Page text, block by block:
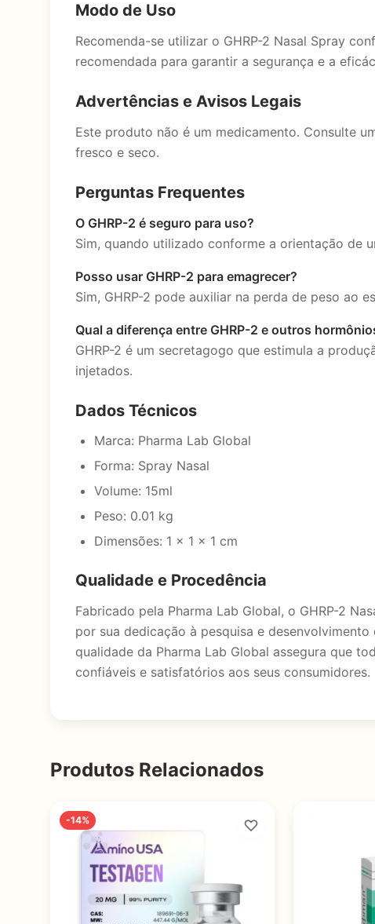
Modo de Uso
Recomenda-se utilizar o GHRP-2 Nasal Spray
recomendada para garantir a segurança e a
Advertências e Avisos Legais
Este produto não é um medicamento. Consulte
fresco e seco.
Perguntas Frequentes
O GHRP-2 é seguro para uso?
Sim, quando utilizado conforme a orientação de
Posso usar GHRP-2 para emagrecer?
Sim, GHRP-2 pode auxiliar na perda de peso ao
Qual a diferença entre GHRP-2 e outros
GHRP-2 é um secretagogo que estimula a
injetados.
Dados Técnicos
Marca: Pharma Lab Global
Forma: Spray Nasal
Volume: 15ml
Peso: 0.01 kg
Dimensões: 1 × 1 × 1 cm
Qualidade e Procedência
Fabricado pela Pharma Lab Global, o GHRP-2
por sua dedicação à pesquisa e
qualidade da Pharma Lab Global assegura que
confiáveis e satisfatórios aos seus consumidores.
Produtos Relacionados
-14%